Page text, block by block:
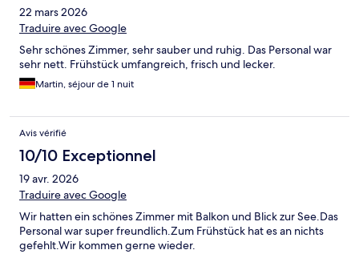
22 mars 2026
Traduire avec Google
Sehr schönes Zimmer, sehr sauber und ruhig. Das Personal war
sehr nett. Frühstück umfangreich, frisch und lecker.
Martin, séjour de 1 nuit
Avis vérifié
10/10 Exceptionnel
19 avr. 2026
Traduire avec Google
Wir hatten ein schönes Zimmer mit Balkon und Blick zur See.Das
Personal war super freundlich.Zum Frühstück hat es an nichts
gefehlt.Wir kommen gerne wieder.